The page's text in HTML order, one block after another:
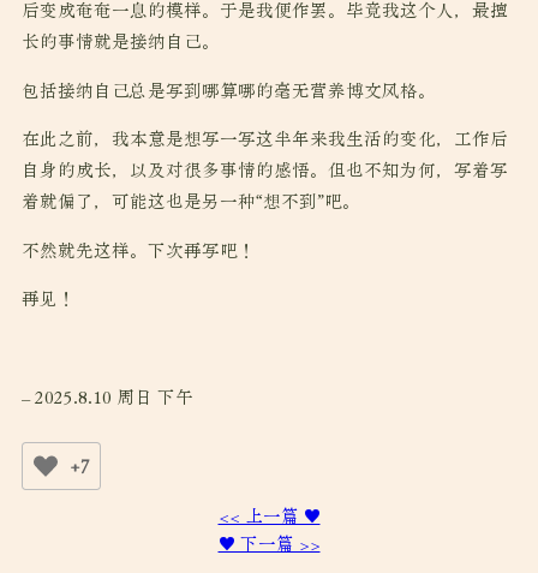
后变成奄奄一息的模样。于是我便作罢。毕竟我这个人，最擅
长的事情就是接纳自己。
包括接纳自己总是写到哪算哪的毫无营养博文风格。
在此之前，我本意是想写一写这半年来我生活的变化，工作后
自身的成长，以及对很多事情的感悟。但也不知为何，写着写
着就偏了，可能这也是另一种“想不到”吧。
不然就先这样。下次再写吧！
再见！
– 2025.8.10 周日 下午
+7
<< 上一篇 ♥
♥ 下一篇 >>